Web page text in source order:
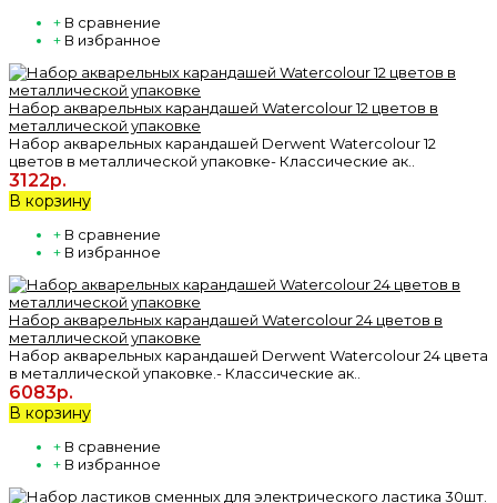
+ В сравнение
+ В избранное
Набор акварельных карандашей Watercolour 12 цветов в
металлической упаковке
Набор акварельных карандашей Derwent Watercolour 12
цветов в металлической упаковке- Классические ак..
3122р.
В корзину
+ В сравнение
+ В избранное
Набор акварельных карандашей Watercolour 24 цветов в
металлической упаковке
Набор акварельных карандашей Derwent Watercolour 24 цвета
в металлической упаковке.- Классические ак..
6083р.
В корзину
+ В сравнение
+ В избранное